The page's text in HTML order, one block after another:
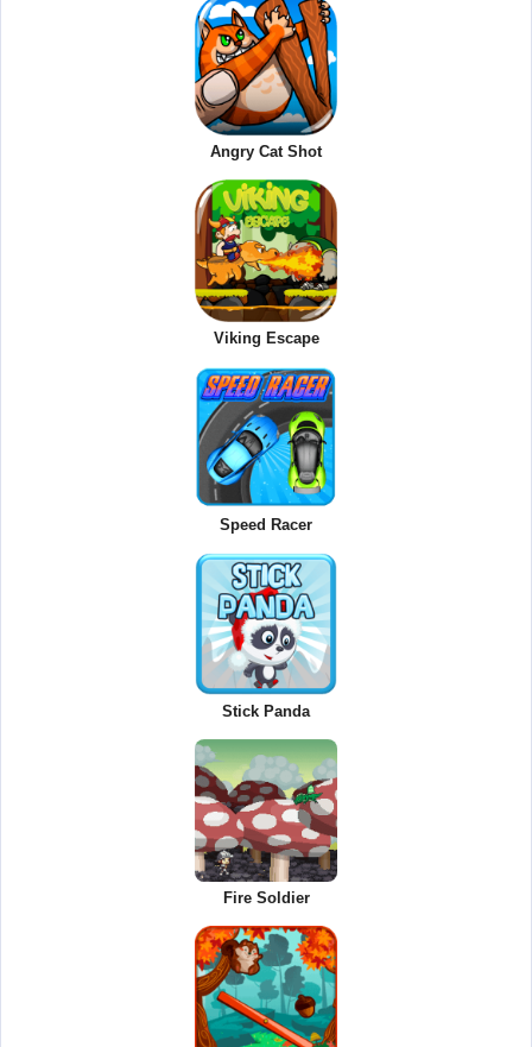
Angry Cat Shot
Viking Escape
Speed Racer
Stick Panda
Fire Soldier